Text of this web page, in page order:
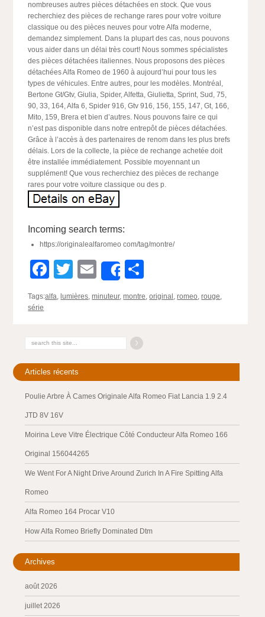
nombreuses autres pièces détachées en stock. Que vous
recherchiez des pièces de rechange rares pour votre voiture
classique ou des pièces neuves pour votre Alfa moderne,
demandez simplement. Dans la plupart des cas, nous pouvons
vous aider dans un délai très court! Nous sommes spécialistes
des pièces détachées italiennes. Nous proposons des pièces
détachées Alfa Romeo de 1960 à aujourd’hui pour tous les
types de véhicules. Entre autres, pour les modèles. Montréal,
Bertone Gt/Gtv, Giulia, Spider, Alfetta, Giulietta, Sprint, Sud, 75,
90, 33, 164, Alfa 6, Spider 916, Gtv 916, 156, 155, 147, Gt, 166,
Mito, 159, Brera et bien d’autres. Nous pouvons faire ce qui
n’est pas disponible dans notre entrepôt de pièces détachées.
Grâce à l’accès à des partenaires de renom dans les plus brefs
délais. Lors de la collecte, la pièce de rechange achetée doit
être installée immédiatement. Possible moyennant un
supplément! Que vous recherchiez des pièces de rechange
rares pour votre voiture classique ou des p.
Incoming search terms:
https://originalealfaromeo com/tag/montre/
Facebook
Twitter
EmailShare
Tags:alfa, lumières,minuteur,montre,original ,romeo,rouge,
série
Articles récents
Poulie Arbre À Cames Originale Alfa Romeo Fiat Lancia 1.9 2.4
JTD 8V 16V
Moirina Leve Vitre Électrique Côté Conducteur Alfa Romeo 166
Original 156044265
We Went For A Night Drive Around Zurich In A Fire Spitting Alfa
Romeo
Alfa Romeo 164 Procar V10
How Alfa Romeo Briefly Dominated Dtm
Archives
août 2026
juillet 2026